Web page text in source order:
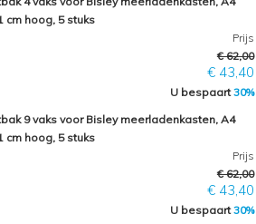
cm hoog, 5 stuks
Prijs
€ 62,00
€ 43,40
U bespaart30%
9 vaks voor Bisley meerladenkasten, A4
cm hoog, 5 stuks
Prijs
€ 62,00
€ 43,40
U bespaart30%